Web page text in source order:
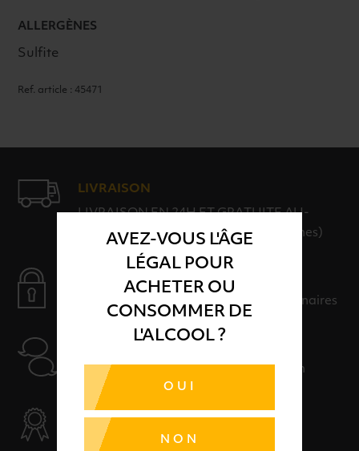
AVEZ-VOUS L'ÂGE
LÉGAL POUR
ACHETER OU
CONSOMMER DE
L'ALCOOL ?
OUI
NON
ALLERGÈNES
Sulfite
Ref. article : 45471
LIVRAISON
LIVRAISON EN 24H ET GRATUITE AU-
DELÀ DE 100€ D'ACHAT (hors consignes)
PAIEMENT SÉCURISÉ
Payer en toute sérénité avec nos partenaires
Nos conseillers sont à votre disposition
SÉLECTION & QUALITÉ
Des produits sélectionnés avec soins